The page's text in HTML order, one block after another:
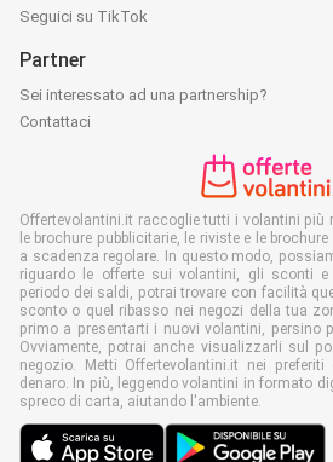
Seguici su TikTok
Partner
Sei interessato ad una partnership?
Contattaci
Offertevolantini.it raccoglie tutti i volantini più
le brochure pubblicitarie, le riviste e le
a scadenza regolare. In questo modo,
riguardo le offerte sui volantini, gli sconti e
periodo dei saldi, potrai trovare con facilità
sconto o quel ribasso nei negozi della tua
primo a presentarti i nuovi volantini, persino
Ovviamente, potrai anche visualizzarli sul
negozio. Metti Offertevolantini.it nei
denaro. In più, leggendo volantini in formato
spreco di carta, aiutando l'ambiente.